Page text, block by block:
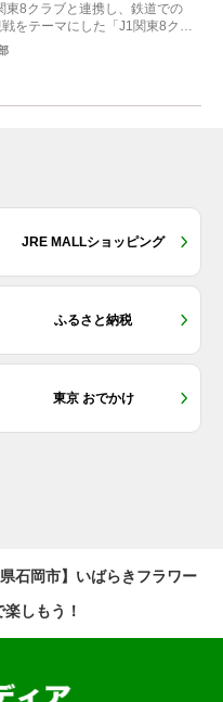
東8クラブと連携し、鉄道での
をテーマにした「J1関東8クラ
JRE MALLショッピング
ふるさと納税
東京 おでかけ
県石岡市】いばらきフラワー
しもう！